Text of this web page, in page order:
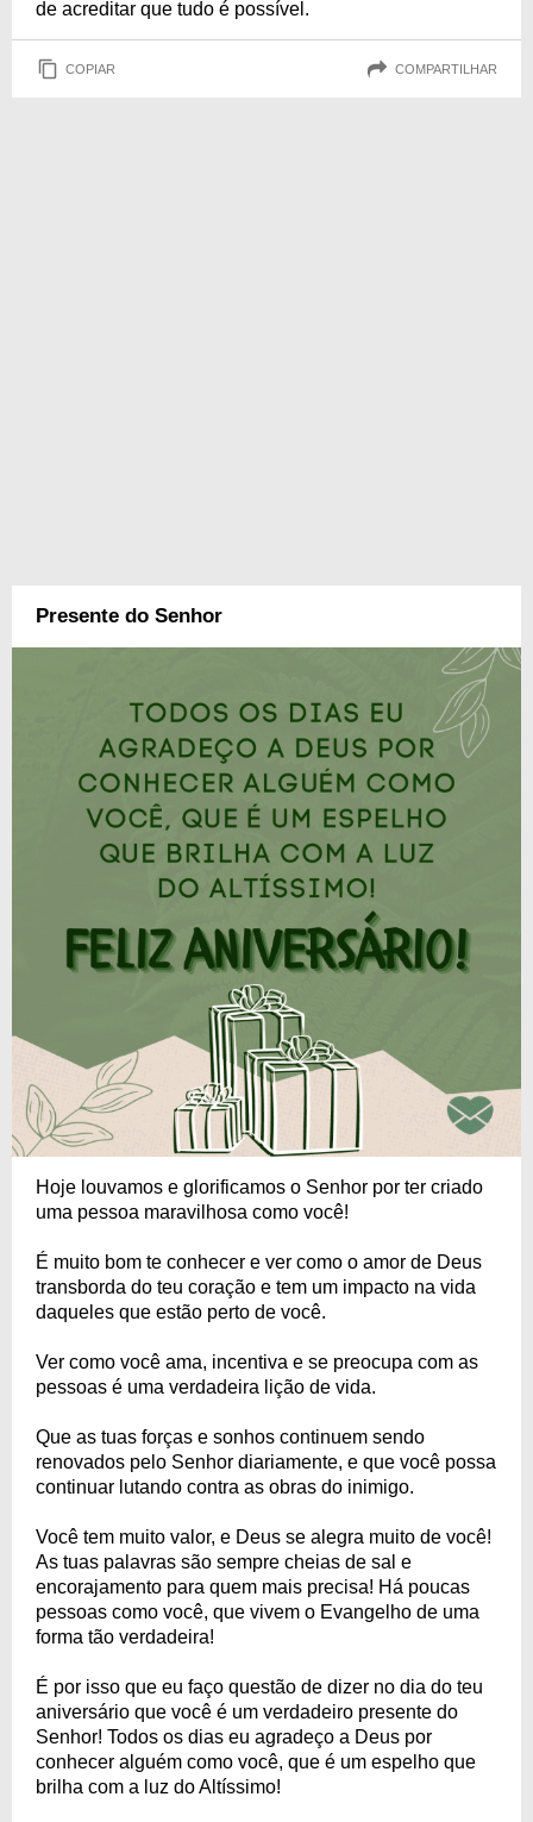
de acreditar que tudo é possível.
COPIAR COMPARTILHAR
Presente do Senhor
Hoje louvamos e glorificamos o Senhor por ter criado
uma pessoa maravilhosa como você!
É muito bom te conhecer e ver como o amor de Deus
transborda do teu coração e tem um impacto na vida
daqueles que estão perto de você.
Ver como você ama, incentiva e se preocupa com as
pessoas é uma verdadeira lição de vida.
Que as tuas forças e sonhos continuem sendo
renovados pelo Senhor diariamente, e que você possa
continuar lutando contra as obras do inimigo.
Você tem muito valor, e Deus se alegra muito de você!
As tuas palavras são sempre cheias de sal e
encorajamento para quem mais precisa! Há poucas
pessoas como você, que vivem o Evangelho de uma
forma tão verdadeira!
É por isso que eu faço questão de dizer no dia do teu
aniversário que você é um verdadeiro presente do
Senhor! Todos os dias eu agradeço a Deus por
conhecer alguém como você, que é um espelho que
brilha com a luz do Altíssimo!